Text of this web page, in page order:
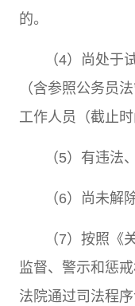
的。
（4）尚处于
（含参照公务员
工作人员（截止
（5）有违法
（6）尚未解
（7）按照《
监督、警示和惩
法院通过司法程